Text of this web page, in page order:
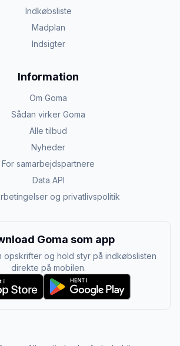
Indkøbsliste
Madplan
Indsigter
Information
Om Goma
Sådan virker Goma
Alle tilbud
Nyheder
For samarbejdspartnere
Data API
og privatlivspolitik
Goma som app
opskrifter og hold styr på indkøbslisten
direkte på mobilen.